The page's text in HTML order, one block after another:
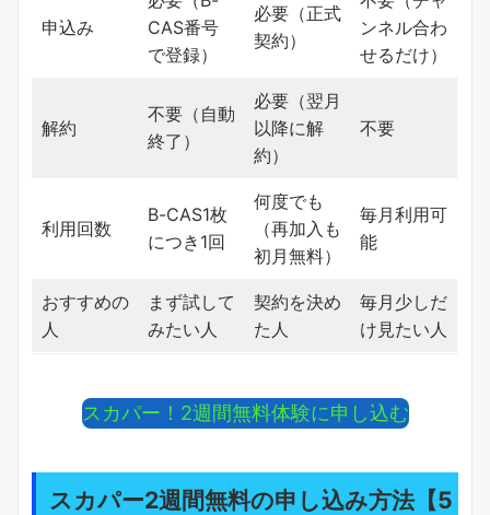
申込み
CAS番号
で登録）
必要（正式
契約）
ンネル合わ
せるだけ）
解約
不要（自動
終了）
必要（翌月
以降に解
約）
不要
利用回数
B-CAS1枚
につき1回
何度でも
（再加入も
初月無料）
毎月利用可
能
おすすめの
人
まず試して
みたい人
契約を決め
た人
毎月少しだ
け見たい人
スカパー！2週間無料体験に申し込む
スカパー2週間無料の申し込み方法【5